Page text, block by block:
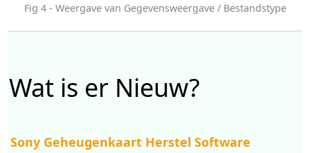
Fig 4 - Weergave van Gegevensweergave / Bestandstype
Wat is er Nieuw?
Sony Geheugenkaart Herstel Software